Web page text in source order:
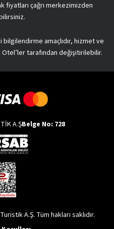
fiyatları çağrı merkezimizden
amaçlıdır, hizmet ve
tarafından değişitirilebilir.
A.ŞBelge No: 728
A.Ş. Tüm hakları saklıdır.